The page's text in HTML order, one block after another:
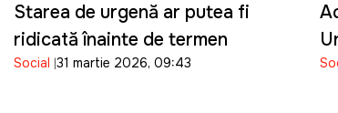
Starea de urgență ar putea fi
ridicată înainte de termen
Social 31 martie 2026, 09:43